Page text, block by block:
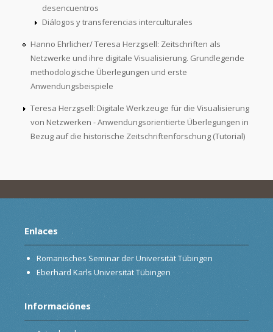
desencuentros
Diálogos y transferencias interculturales
Hanno Ehrlicher/ Teresa Herzgsell: Zeitschriften als
Netzwerke und ihre digitale Visualisierung. Grundlegende
methodologische Überlegungen und erste
Anwendungsbeispiele
Teresa Herzgsell: Digitale Werkzeuge für die Visualisierung
von Netzwerken - Anwendungsorientierte Überlegungen in
Bezug auf die historische Zeitschriftenforschung (Tutorial)
Enlaces
Romanisches Seminar der Universität Tübingen
Eberhard Karls Universität Tübingen
Informaciónes